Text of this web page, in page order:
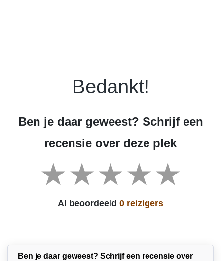
Bedankt!
Ben je daar geweest? Schrijf een
recensie over deze plek
Al beoordeeld 0 reizigers
Ben je daar geweest? Schrijf een recensie over